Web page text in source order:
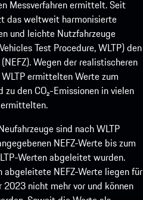
Messverfahren ermittelt. Seit
das weltweit harmonisierte
und leichte Nutzfahrzeuge
Test Procedure, WLTP) den
Wegen der realistischeren
ermittelten Werte zum
den CO₂-Emissionen in vielen
ermittelten.
sind nach WLTP
NEFZ-Werte bis zum
Werten abgeleitet wurden.
abgeleitete NEFZ-Werte liegen für
2023 nicht mehr vor und können